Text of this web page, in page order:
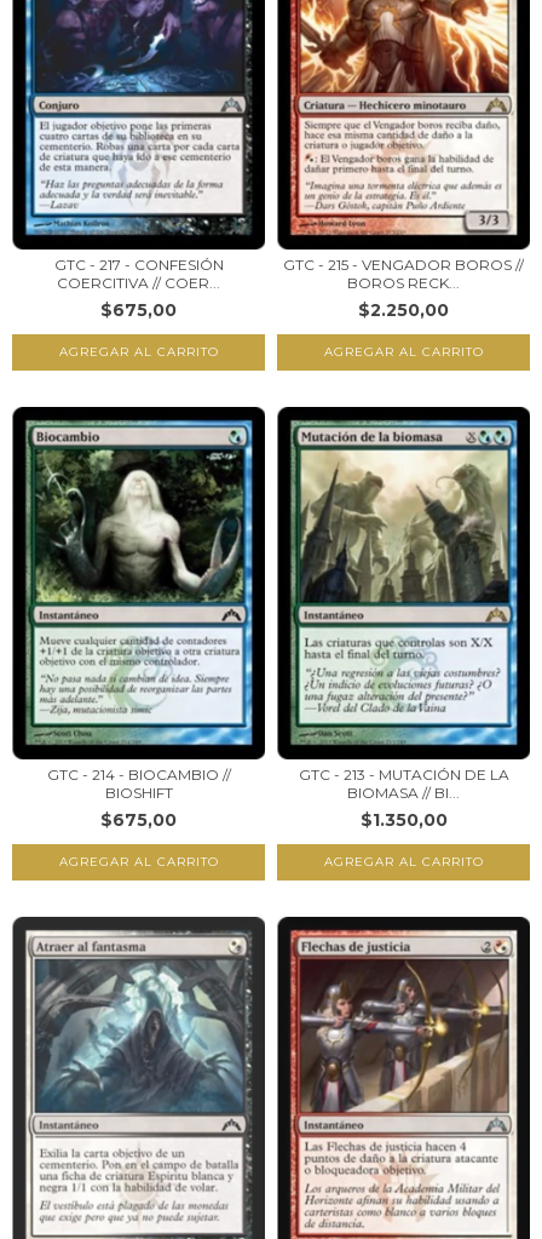
GTC - 217 - CONFESIÓN
COERCITIVA // COER...
$675,00
GTC - 215 - VENGADOR BOROS //
BOROS RECK...
$2.250,00
GTC - 214 - BIOCAMBIO //
BIOSHIFT
$675,00
GTC - 213 - MUTACIÓN DE LA
BIOMASA // BI...
$1.350,00